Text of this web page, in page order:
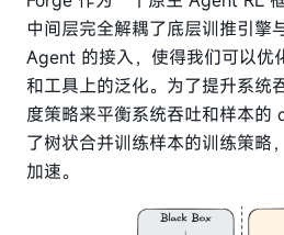
中间层完全解耦了底层训推引擎
Agent 的接入，使得我们可以优
和工具上的泛化。为了提升系统
度策略来平衡系统吞吐和样本
了树状合并训练样本的训练策略
加速。